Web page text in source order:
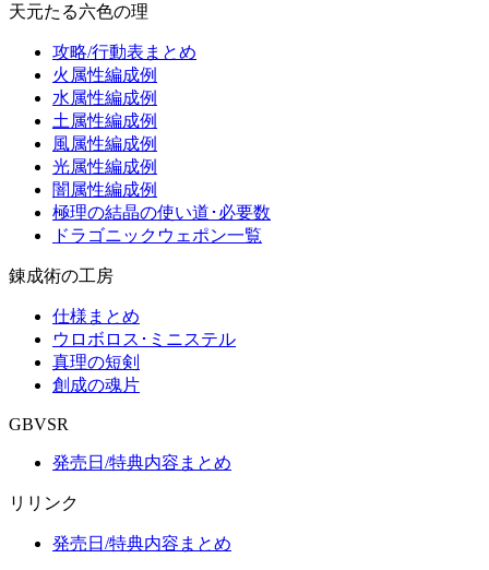
天元たる六色の理
攻略/行動表まとめ
火属性編成例
水属性編成例
土属性編成例
風属性編成例
光属性編成例
闇属性編成例
極理の結晶の使い道･必要数
ドラゴニックウェポン一覧
錬成術の工房
仕様まとめ
ウロボロス･ミニステル
真理の短剣
創成の魂片
GBVSR
発売日/特典内容まとめ
リリンク
発売日/特典内容まとめ